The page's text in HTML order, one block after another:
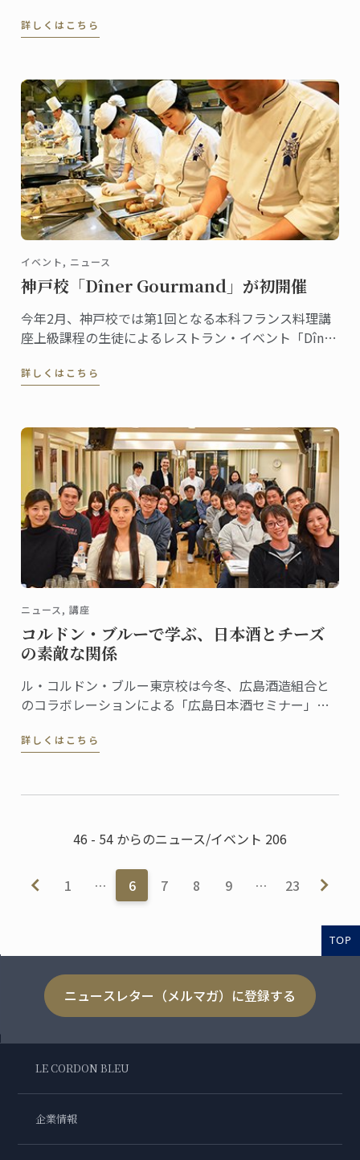
提供されました。
詳しくはこちら
イベント, ニュース
神戸校「Dîner Gourmand」が初開催
今年2月、神戸校では第1回となる本科フランス料理講
座上級課程の生徒によるレストラン・イベント「Dîner
詳しくはこちら
ニュース, 講座
コルドン・ブルーで学ぶ、日本酒とチーズ
の素敵な関係
ル・コルドン・ブルー東京校は今冬、広島酒造組合と
のコラボレーションによる「広島日本酒セミナー」を
詳しくはこちら
46 - 54 からのニュース/イベント 206
1 … 6 7 8 9 … 23
TOP
ニュースレター（メルマガ）に登録する
LE CORDON BLEU
企業情報